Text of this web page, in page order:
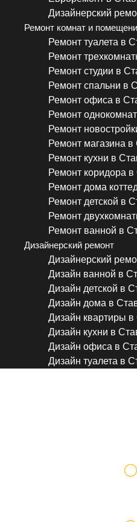
Дизайнерский
Ремонт комнат и
Ремонт туалета в
Ремонт
Ремонт студии в
Ремонт спальни в
Ремонт офиса в
Ремонт
Ремонт
Ремонт магазина
Ремонт кухни в
Ремонт коридора
Ремонт дома
Ремонт детской в
Ремонт
Ремонт ванной в
Дизайнерский ремонт
Дизайнерский
Дизайн ванной в
Дизайн детской в
Дизайн дома в
Дизайн квартиры
Дизайн кухни в
Дизайн офиса в
Дизайн туалета в